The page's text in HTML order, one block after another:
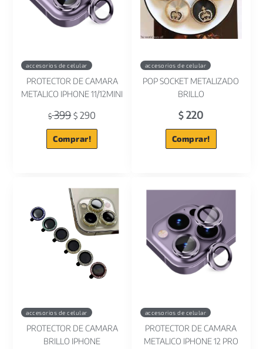
accesorios de celular
PROTECTOR DE CAMARA
METALICO IPHONE 11/12MINI
$399 $ 290
Comprar!
accesorios de celular
POP SOCKET METALIZADO
BRILLO
$220
Comprar!
accesorios de celular
PROTECTOR DE CAMARA
BRILLO IPHONE
accesorios de celular
PROTECTOR DE CAMARA
METALICO IPHONE 12 PRO